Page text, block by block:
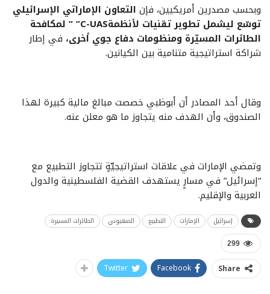
وبحسب مصدرين أمريكيين، فإن التعاون الإماراتي الإسرائيلي
توسّع ليشمل تطوير تقنيات لأنظمةC-UAS” ” لمكافحة
الطائرات المسيّرة ومنظومات دفاع جوي أخرى، في إطار
شراكة استراتيجية متنامية بين الكيانين.
وقال أحد المصادر أن أبوظبي خصصت مبالغ مالية كبيرة لهذا
الصندوق، وأن الهدف منه يتجاوز ما هو معلن عنه.
وتمضي الإمارات في علاقات استراتيجيّةٍ تتجاوز التطبيع مع
“إسرائيل” في مسارٍ يستهدف القضية الفلسطينية والدول
العربية والإقليم.
إسرائيل الإمارات التطبيع الصهيوني الطائرات المسيرة
299
Share
Facebook
Twitter